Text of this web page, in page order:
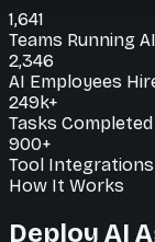
1,641
Teams Running
2,346
AI Employees
249k+
Tasks Completed
900+
Tool Integrations
How It Works
Deploy AI